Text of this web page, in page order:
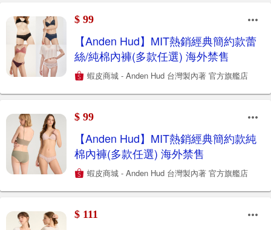
$ 99
【Anden Hud】MIT熱銷經典簡約款蕾
絲/純棉內褲(多款任選) 海外禁售
蝦皮商城 - Anden Hud 台灣製內著 官方旗艦店
$ 99
【Anden Hud】MIT熱銷經典簡約款純
棉內褲(多款任選) 海外禁售
蝦皮商城 - Anden Hud 台灣製內著 官方旗艦店
$ 111